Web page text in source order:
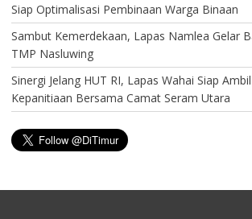
Siap Optimalisasi Pembinaan Warga Binaan
Sambut Kemerdekaan, Lapas Namlea Gelar
TMP Nasluwing
Sinergi Jelang HUT RI, Lapas Wahai Siap
Kepanitiaan Bersama Camat Seram Utara